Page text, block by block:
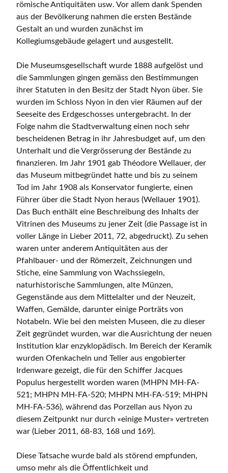
römische Antiquitäten usw. Vor allem dank Spenden
aus der Bevölkerung nahmen die ersten Bestände
Gestalt an und wurden zunächst im
Kollegiumsgebäude gelagert und ausgestellt.
Die Museumsgesellschaft wurde 1888 aufgelöst und
die Sammlungen gingen gemäss den Bestimmungen
ihrer Statuten in den Besitz der Stadt Nyon über. Sie
wurden im Schloss Nyon in den vier Räumen auf der
Seeseite des Erdgeschosses untergebracht. In der
Folge nahm die Stadtverwaltung einen noch sehr
bescheidenen Betrag in ihr Jahresbudget auf, um den
Unterhalt und die Vergrösserung der Bestände zu
finanzieren. Im Jahr 1901 gab Théodore Wellauer, der
das Museum mitbegründet hatte und bis zu seinem
Tod im Jahr 1908 als Konservator fungierte, einen
Führer über die Stadt Nyon heraus (Wellauer 1901).
Das Buch enthält eine Beschreibung des Inhalts der
Vitrinen des Museums zu jener Zeit (die Passage ist in
voller Länge in Lieber 2011, 72, abgedruckt). Zu sehen
waren unter anderem Antiquitäten aus der
Pfahlbauer- und der Römerzeit, Zeichnungen und
Stiche, eine Sammlung von Wachssiegeln,
naturhistorische Sammlungen, alte Münzen,
Gegenstände aus dem Mittelalter und der Neuzeit,
Waffen, Gemälde, darunter einige Porträts von
Notabeln. Wie bei den meisten Museen, die zu dieser
Zeit gegründet wurden, war die Ausrichtung der neuen
Institution klar enzyklopädisch. Im Bereich der Keramik
wurden Ofenkacheln und Teller aus engobierter
Irdenware gezeigt, die für den Schiffer Jacques
Populus hergestellt worden waren (MHPN MH-FA-
521; MHPN MH-FA-520; MHPN MH-FA-519; MHPN
MH-FA-536), während das Porzellan aus Nyon zu
diesem Zeitpunkt nur durch «einige Muster» vertreten
war (Lieber 2011, 68-83, 168 und 169).
Diese Tatsache wurde bald als störend empfunden,
umso mehr als die Öffentlichkeit und